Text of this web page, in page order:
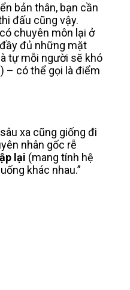
bản thân, bạn cần
đấu cũng vậy.
chuyên môn lại ở
đủ những mặt
tự mỗi người sẽ khó
– có thể gọi là điểm
sâu xa cũng giống đi
nhân gốc rễ
lại (mang tính hệ
khác nhau.”